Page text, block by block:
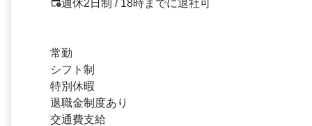
週休2日制 / 18時までに退社可
常勤
シフト制
特別休暇
退職金制度あり
交通費支給